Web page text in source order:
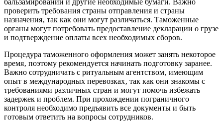
бальзамировании и другие необходимые бумаги. Важно
проверить требования страны отправления и страны
назначения‚ так как они могут различаться. Таможенные
органы могут потребовать предоставление декларации о грузе
и подтверждение оплаты всех необходимых сборов.
Процедура таможенного оформления может занять некоторое
время‚ поэтому рекомендуется начинать подготовку заранее.
Важно сотрудничать с ритуальным агентством‚ имеющим
опыт в международных перевозках‚ так как они знакомы с
требованиями различных стран и могут помочь избежать
задержек и проблем. При прохождении пограничного
контроля необходимо предъявить все документы и быть
готовым ответить на вопросы сотрудников.